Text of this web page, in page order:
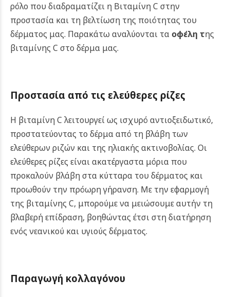
ρόλο που διαδραματίζει η Βιταμίνη C στην
προστασία και τη βελτίωση της ποιότητας του
δέρματος μας. Παρακάτω αναλύονται τα oφέλη της
βιταμίνης C στο δέρμα μας.
Προστασία από τις ελεύθερες ρίζες
Η βιταμίνη C λειτουργεί ως ισχυρό αντιοξειδωτικό,
προστατεύοντας το δέρμα από τη βλάβη των
ελεύθερων ριζών και της ηλιακής ακτινοβολίας. Οι
ελεύθερες ρίζες είναι ακατέργαστα μόρια που
προκαλούν βλάβη στα κύτταρα του δέρματος και
προωθούν την πρόωρη γήρανση. Με την εφαρμογή
της βιταμίνης C, μπορούμε να μειώσουμε αυτήν τη
βλαβερή επίδραση, βοηθώντας έτσι στη διατήρηση
ενός νεανικού και υγιούς δέρματος.
Παραγωγή κολλαγόνου